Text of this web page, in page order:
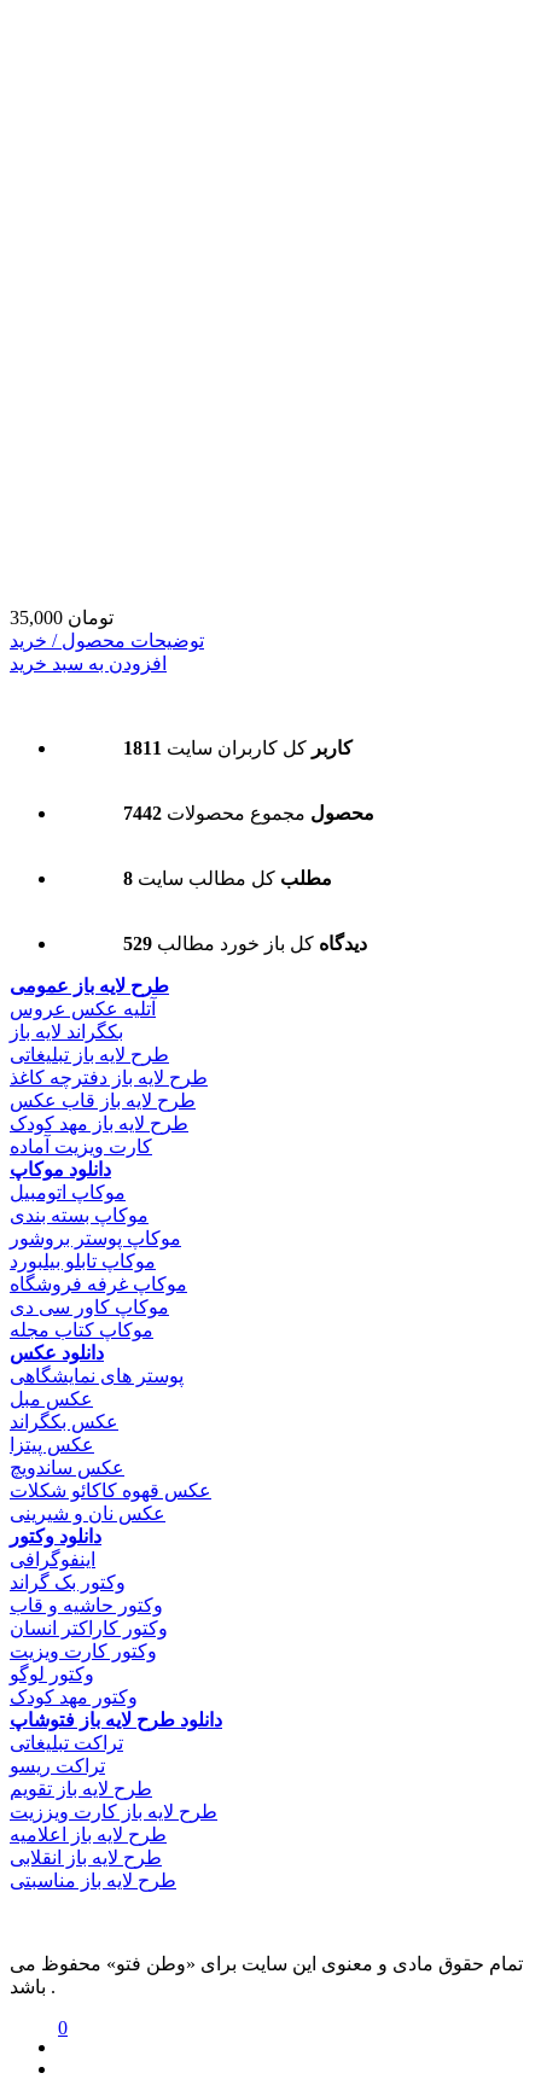
35,000 تومان
توضیحات محصول / خرید
افزودن به سبد خرید
1811 کاربر کل کاربران سایت
7442 محصول مجموع محصولات
8 مطلب کل مطالب سایت
529 دیدگاه کل باز خورد مطالب
طرح لایه باز عمومی
آتلیه عکس عروس
بکگراند لایه باز
طرح لایه باز تبلیغاتی
طرح لایه باز دفترچه کاغذ
طرح لایه باز قاب عکس
طرح لایه باز مهد کودک
کارت ویزیت آماده
دانلود موکاپ
موکاپ اتومبیل
موکاپ بسته بندی
موکاپ پوستر بروشور
موکاپ تابلو بیلبورد
موکاپ غرفه فروشگاه
موکاپ کاور سی دی
موکاپ کتاب مجله
دانلود عکس
پوستر های نمایشگاهی
عکس مبل
عکس بکگراند
عکس پیتزا
عکس ساندویچ
عکس قهوه کاکائو شکلات
عکس نان و شیرینی
دانلود وکتور
اینفوگرافی
وکتور بک گراند
وکتور حاشیه و قاب
وکتور کاراکتر انسان
وکتور کارت ویزیت
وکتور لوگو
وکتور مهد کودک
دانلود طرح لایه باز فتوشاپ
تراکت تبلیغاتی
تراکت ریسو
طرح لایه باز تقویم
طرح لایه باز کارت ویززیت
طرح لایه باز اعلامیه
طرح لایه باز انقلابی
طرح لایه باز مناسبتی
تمام حقوق مادی و معنوی این سایت برای «وطن فتو» محفوظ می
باشد .
0